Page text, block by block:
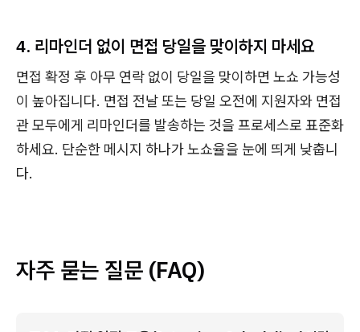
4. 리마인더 없이 면접 당일을 맞이하지 마세요
면접 확정 후 아무 연락 없이 당일을 맞이하면 노쇼 가능성
이 높아집니다. 면접 전날 또는 당일 오전에 지원자와 면접
관 모두에게 리마인더를 발송하는 것을 프로세스로 표준화
하세요. 단순한 메시지 하나가 노쇼율을 눈에 띄게 낮춥니
다.
자주 묻는 질문 (FAQ)